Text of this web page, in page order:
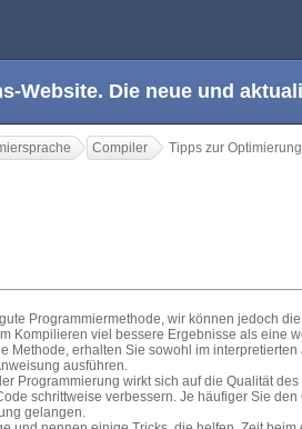
Website. Die neue und
Compiler Tipps zur Optimierung
Programmiermethode, wir können jedoch
Kompilieren viel bessere Ergebnisse als eine
Methode, erhalten Sie sowohl im
ausführen.
Programmierung wirkt sich auf die Qualität
schrittweise verbessern. Je häufiger Sie
gelangen.